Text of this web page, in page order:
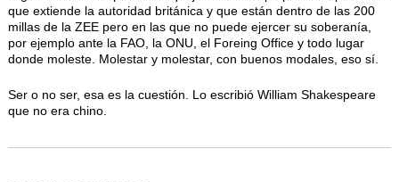
que extiende la autoridad británica y que están dentro de las 200
millas de la ZEE pero en las que no puede ejercer su soberanía,
por ejemplo ante la FAO, la ONU, el Foreing Office y todo lugar
donde moleste. Molestar y molestar, con buenos modales, eso sí.
Ser o no ser, esa es la cuestión. Lo escribió William Shakespeare
que no era chino.